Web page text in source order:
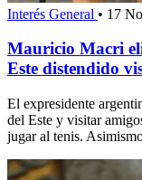
Interés General • 17
Mauricio Macri
Este distendido
El expresidente
del Este y visitar
jugar al tenis.